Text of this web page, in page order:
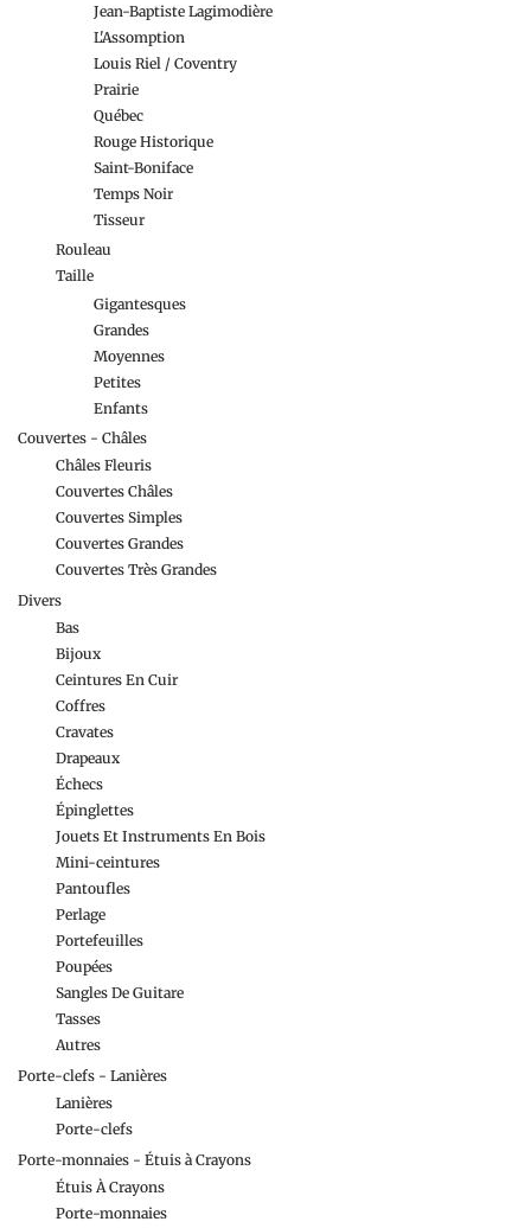
Jean-Baptiste Lagimodière
L'Assomption
Louis Riel / Coventry
Prairie
Québec
Rouge Historique
Saint-Boniface
Temps Noir
Tisseur
Rouleau
Taille
Gigantesques
Grandes
Moyennes
Petites
Enfants
Couvertes - Châles
Châles Fleuris
Couvertes Châles
Couvertes Simples
Couvertes Grandes
Couvertes Très Grandes
Divers
Bas
Bijoux
Ceintures En Cuir
Coffres
Cravates
Drapeaux
Échecs
Épinglettes
Jouets Et Instruments En Bois
Mini-ceintures
Pantoufles
Perlage
Portefeuilles
Poupées
Sangles De Guitare
Tasses
Autres
Porte-clefs - Lanières
Lanières
Porte-clefs
Porte-monnaies - Étuis à Crayons
Étuis À Crayons
Porte-monnaies